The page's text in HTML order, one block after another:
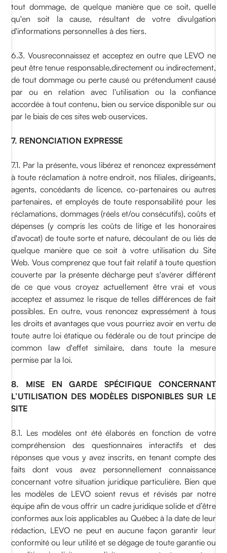
tout dommage, de quelque manière que ce soit, quelle
qu'en soit la cause, résultant de votre divulgation
d'informations personnelles à des tiers.
6.3. Vousreconnaissez et acceptez en outre que LEVO ne
peut être tenue responsable,directement ou indirectement,
de tout dommage ou perte causé ou prétendument causé
par ou en relation avec l'utilisation ou la confiance
accordée à tout contenu, bien ou service disponible sur ou
par le biais de ces sites web ouservices.
7. RENONCIATION EXPRESSE
7.1. Par la présente, vous libérez et renoncez expressément
à toute réclamation à notre endroit, nos filiales, dirigeants,
agents, concédants de licence, co-partenaires ou autres
partenaires, et employés de toute responsabilité pour les
réclamations, dommages (réels et/ou consécutifs), coûts et
dépenses (y compris les coûts de litige et les honoraires
d'avocat) de toute sorte et nature, découlant de ou liés de
quelque manière que ce soit à votre utilisation du Site
Web. Vous comprenez que tout fait relatif à toute question
couverte par la présente décharge peut s'avérer différent
de ce que vous croyez actuellement être vrai et vous
acceptez et assumez le risque de telles différences de fait
possibles. En outre, vous renoncez expressément à tous
les droits et avantages que vous pourriez avoir en vertu de
toute autre loi étatique ou fédérale ou de tout principe de
common law d'effet similaire, dans toute la mesure
permise par la loi.
8. MISE EN GARDE SPÉCIFIQUE CONCERNANT
L’UTILISATION DES MODÈLES DISPONIBLES SUR LE
SITE
8.1. Les modèles ont été élaborés en fonction de votre
compréhension des questionnaires interactifs et des
réponses que vous y avez inscrits, en tenant compte des
faits dont vous avez personnellement connaissance
concernant votre situation juridique particulière. Bien que
les modèles de LEVO soient revus et révisés par notre
équipe afin de vous offrir un cadre juridique solide et d’être
conformes aux lois applicables au Québec à la date de leur
rédaction, LEVO ne peut en aucune façon garantir leur
conformité ou leur utilité et se dégage de toute garantie ou